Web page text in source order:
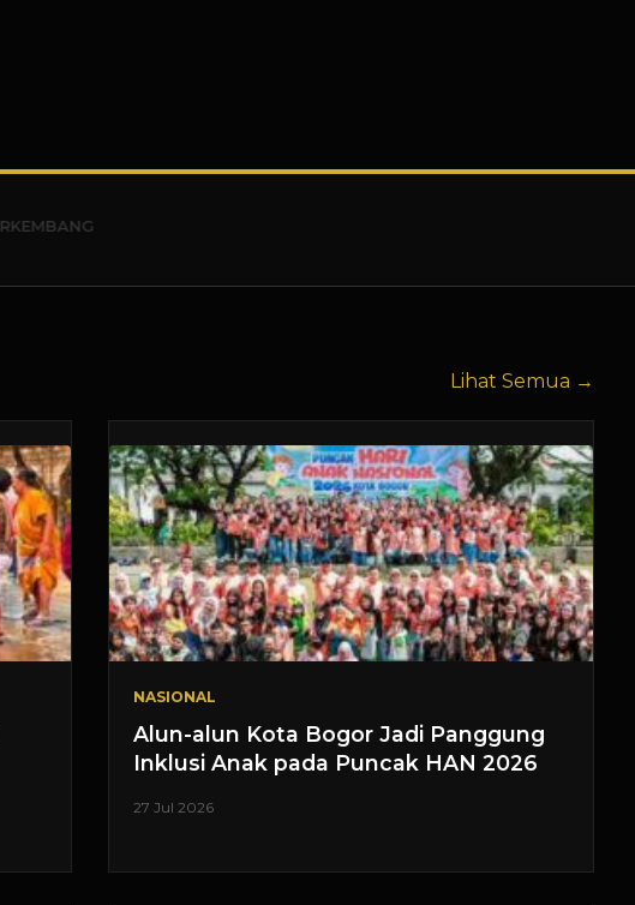
Lihat Semua →
NASIONAL
Alun-alun Kota Bogor Jadi Panggung
Inklusi Anak pada Puncak HAN 2026
27 Jul 2026